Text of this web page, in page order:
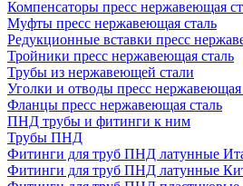
Компенсаторы пресс нержавеющая
Муфты пресс нержавеющая сталь
Редукционные вставки пресс
Тройники пресс нержавеющая сталь
Трубы из нержавеющей стали
Уголки и отводы пресс нержавеющая
Фланцы пресс нержавеющая сталь
ПНД трубы и фитинги к ним
Трубы ПНД
Фитинги для труб ПНД латунные
Фитинги для труб ПНД латунные